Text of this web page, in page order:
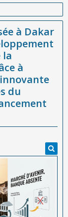
africain du
intégrant
digital.
à Dakar
la
à
du